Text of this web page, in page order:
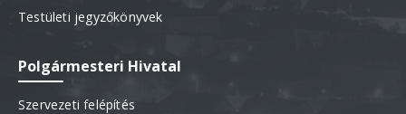
Testületi jegyzőkönyvek
Polgármesteri Hivatal
Szervezeti felépítés